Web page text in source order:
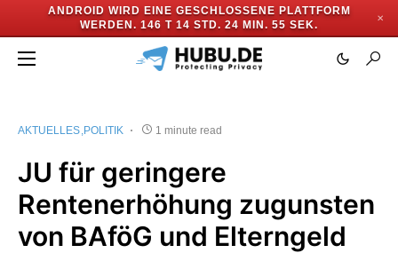
ANDROID WIRD EINE GESCHLOSSENE PLATTFORM
WERDEN. 146 T 14 STD. 24 MIN. 54 SEK.
✕
AKTUELLES POLITIK 1 minute read
JU für geringere
Rentenerhöhung zugunsten
von BAföG und Elterngeld